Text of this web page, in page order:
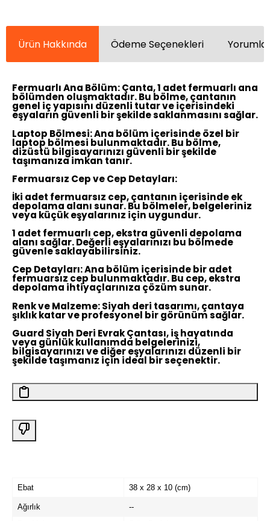
Ürün Hakkında Ödeme Seçenekleri
Fermuarlı Ana Bölüm:Çanta, 1 adet fermuarlı ana
bölümden oluşmaktadır. Bu bölme, çantanın
genel iç yapısını düzenli tutar ve içerisindeki
eşyaların güvenli bir şekilde saklanmasını sağlar.
Laptop Bölmesi:Ana bölüm içerisinde özel bir
laptop bölmesi bulunmaktadır. Bu bölme,
dizüstü bilgisayarınızı güvenli bir şekilde
taşımanıza imkan tanır.
Fermuarsız Cep ve Cep Detayları:
İki adet fermuarsız cep, çantanın içerisinde ek
depolama alanı sunar. Bu bölmeler, belgeleriniz
veya küçük eşyalarınız için uygundur.
1 adet fermuarlı cep, ekstra güvenli depolama
alanı sağlar. Değerli eşyalarınızı bu bölmede
güvenle saklayabilirsiniz.
Cep Detayları:Ana bölüm içerisinde bir adet
fermuarsız cep bulunmaktadır. Bu cep, ekstra
depolama ihtiyaçlarınıza çözüm sunar.
Renk ve Malzeme:Siyah deri tasarımı, çantaya
şıklık katar ve profesyonel bir görünüm sağlar.
Guard Siyah Deri Evrak Çantası, iş hayatında
veya günlük kullanımda belgelerinizi,
bilgisayarınızı ve diğer eşyalarınızı düzenli bir
şekilde taşımanız için ideal bir seçenektir.
Ebat 38 x 28 x 10 (cm)
Ağırlık --